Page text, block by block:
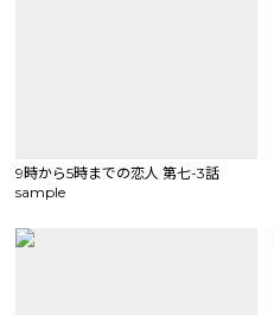
9時から5時までの恋人 第七-3話
sample